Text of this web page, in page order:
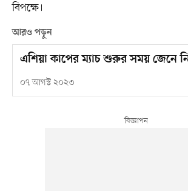
বিপক্ষে।
আরও পড়ুন
এশিয়া কাপের ম্যাচ শুরুর সময় জেনে
০৭ আগস্ট ২০২৩